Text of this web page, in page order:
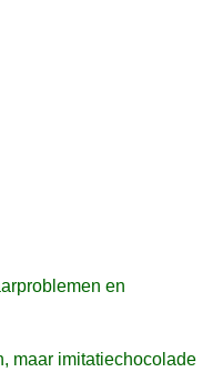
en
maar imitatiechocolade